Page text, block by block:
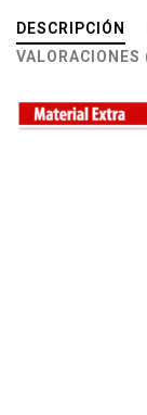
DESCRIPCIÓN
VALORACIONES